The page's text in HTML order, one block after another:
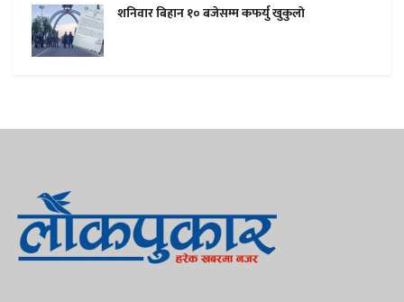
शनिवार बिहान १० बजेसम्म कफर्यु खुकुलाे